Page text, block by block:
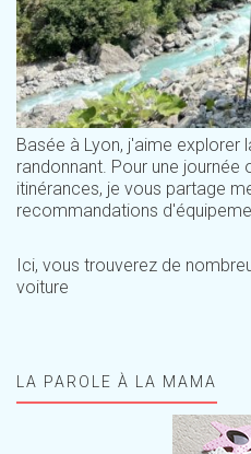
Basée à Lyon, j'aime explorer
randonnant. Pour une journée
itinérances, je vous partage
recommandations
Ici, vous trouverez de
voiture
LA PAROLE À LA MAMA